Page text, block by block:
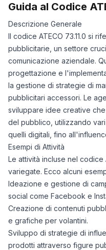
Guida al Codice
Descrizione Generale
Il codice ATECO 73.11.0 si
pubblicitarie, un settore
comunicazione aziendale.
progettazione e
la gestione di strategie di
pubblicitari accessori. Le
sviluppare idee creative
del pubblico, utilizzando
quelli digitali, fino
Esempi di Attività
Le attività incluse nel codice
variegate. Ecco alcuni
Ideazione e gestione di
social come Facebook e
Creazione di contenuti
e grafiche per volantini.
Sviluppo di strategie di
prodotti attraverso figure